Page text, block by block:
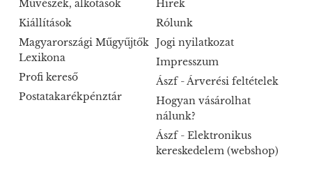
Művészek, alkotások
Kiállítások
Magyarországi Műgyűjtők
Lexikona
Profi kereső
Postatakarékpénztár
Hírek
Rólunk
Jogi nyilatkozat
Impresszum
Ászf - Árverési feltételek
Hogyan vásárolhat
nálunk?
Ászf - Elektronikus
kereskedelem (webshop)